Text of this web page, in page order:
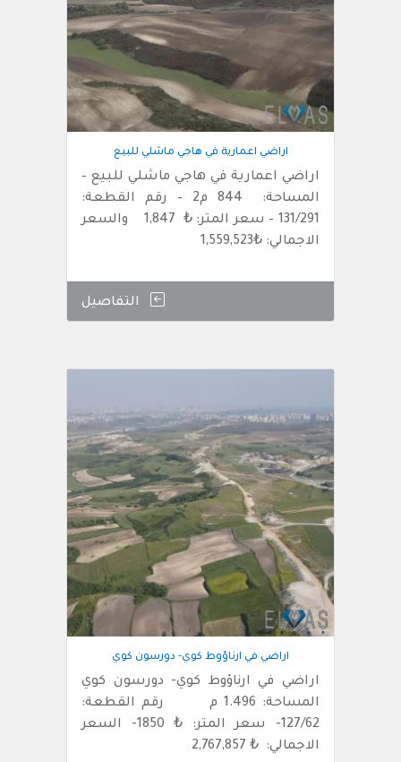
اراضي اعمارية في هاجي ماشلي للبيع
اراضي اعمارية في هاجي ماشلي للبيع –
المساحة: 844 م2 – رقم القطعة:
131/291 – سعر المتر: ₺ 1,847 والسعر
الاجمالي: ₺1,559,523
التفاصيل
اراضي في ارناؤوط كوي- دورسون كوي
اراضي في ارناؤوط كوي- دورسون كوي
المساحة: 1.496 م رقم القطعة:
127/62- سعر المتر: ₺ 1850- السعر
الاجمالي: ₺ 2,767,857